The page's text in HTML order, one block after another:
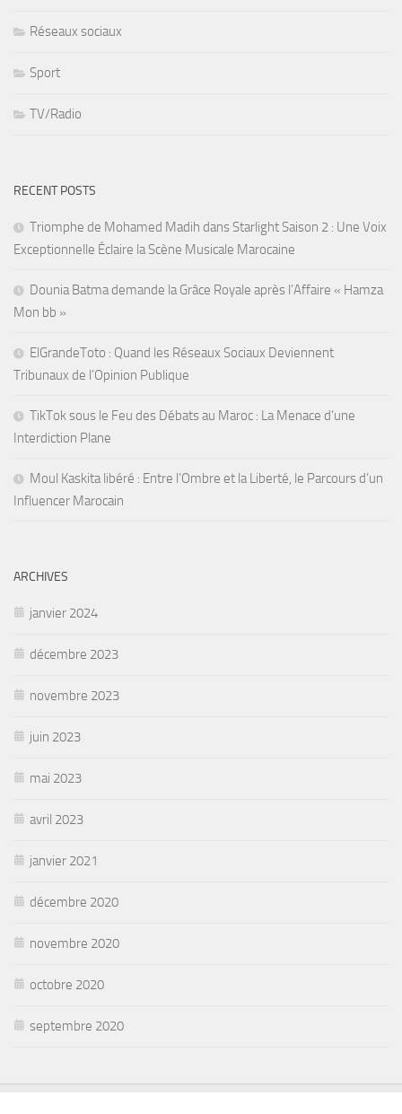
Réseaux sociaux
Sport
TV/Radio
RECENT POSTS
Triomphe de Mohamed Madih dans Starlight Saison 2 : Une Voix
Exceptionnelle Éclaire la Scène Musicale Marocaine
Dounia Batma demande la Grâce Royale après l’Affaire « Hamza
Mon bb »
ElGrandeToto : Quand les Réseaux Sociaux Deviennent
Tribunaux de l’Opinion Publique
TikTok sous le Feu des Débats au Maroc : La Menace d’une
Interdiction Plane
Moul Kaskita libéré : Entre l’Ombre et la Liberté, le Parcours d’un
Influencer Marocain
ARCHIVES
janvier 2024
décembre 2023
novembre 2023
juin 2023
mai 2023
avril 2023
janvier 2021
décembre 2020
novembre 2020
octobre 2020
septembre 2020